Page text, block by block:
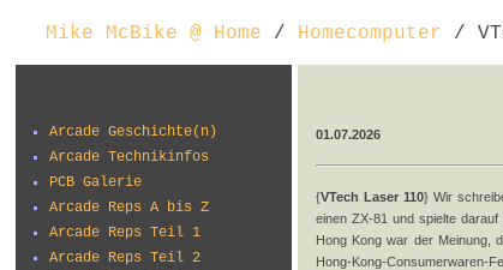
Mike McBike @ Home / Homecomputer /
Arcade Geschichte(n)
Arcade Technikinfos
PCB Galerie
Arcade Reps A bis Z
Arcade Reps Teil 1
Arcade Reps Teil 2
01.07.2026
{VTech Laser 110} Wir
einen ZX-81 und spielte
Hong Kong war der Meinung,
Hong-Kong-Consumerwaren-